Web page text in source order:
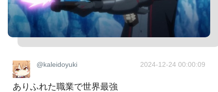
@kaleidoyuki 2024-12-24 00:00:09
ありふれた職業で世界最強